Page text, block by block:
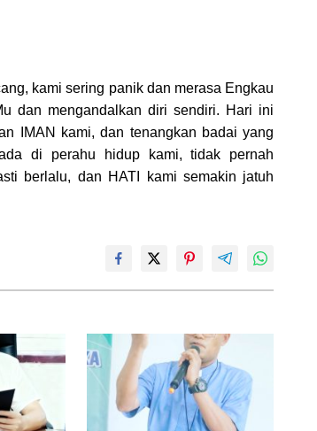
kami sering panik dan merasa Engkau
dan mengandalkan diri sendiri. Hari ini
IMAN kami, dan tenangkan badai yang
di perahu hidup kami, tidak pernah
berlalu, dan HATI kami semakin jatuh